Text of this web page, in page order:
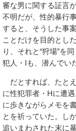
審な男に関する証言
不明だが、性的暴行
すると、そうした事
ことだけを目的とし
り、それと“狩場”を
犯人・Iも、潜んでい
だとすれば、たと
に性犯罪者・Hに遭
に歩きながらメモを
とを祈っていた。し
追いまわされた末に